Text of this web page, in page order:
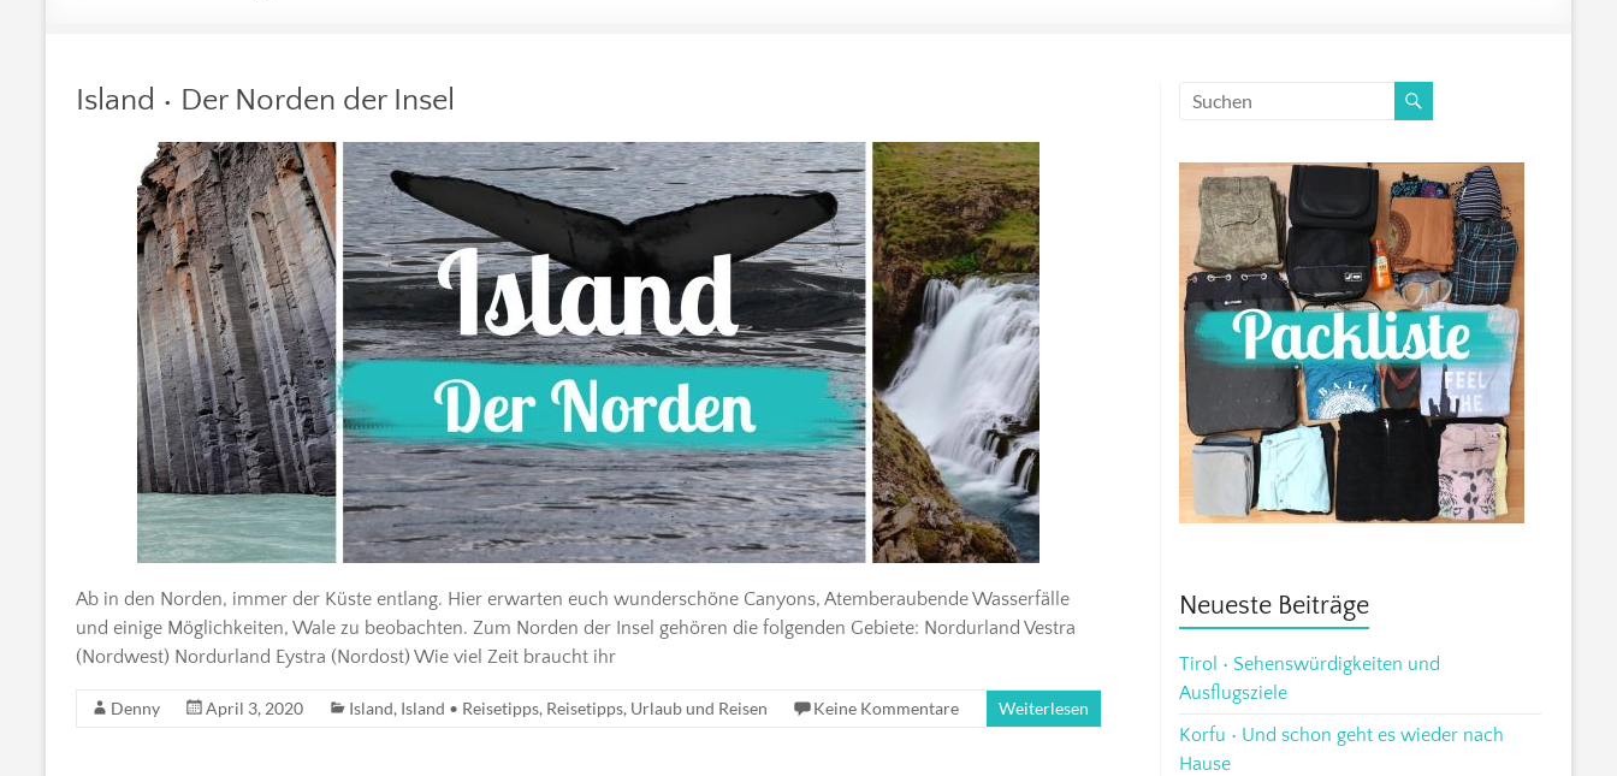
Island • Der Norden der Insel
Ab in den Norden, immer der Küste entlang. Hier erwarten euch wunderschöne Canyons, Atemberaubende Wasserfälle
und einige Möglichkeiten, Wale zu beobachten. Zum Norden der Insel gehören die folgenden Gebiete: Nordurland Vestra
(Nordwest) Nordurland Eystra (Nordost) Wie viel Zeit braucht ihr
Denny April 3, 2020 Island, Island • Reisetipps, Reisetipps, Urlaub und Reisen Keine Kommentare Weiterlesen
Neueste Beiträge
Tirol • Sehenswürdigkeiten und
Ausflugsziele
Korfu • Und schon geht es wieder nach
Hause